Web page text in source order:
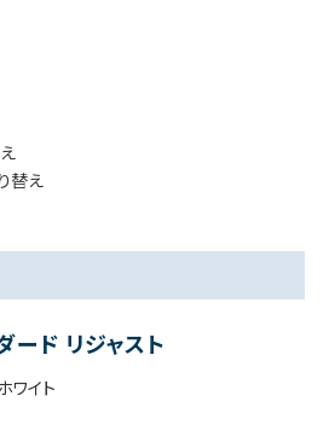
替え
ード リジャスト
ワイト